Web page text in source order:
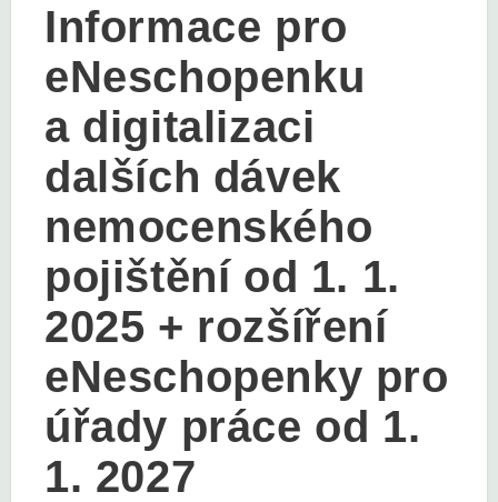
Informace pro
eNeschopenku
a digitalizaci
dalších dávek
nemocenského
pojištění od 1. 1.
2025 + rozšíření
eNeschopenky pro
úřady práce od 1.
1. 2027